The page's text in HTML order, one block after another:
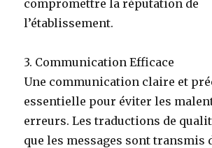
compromettre la réputation de
l’établissement.
3. Communication Efficace
Une communication claire et
essentielle pour éviter les
erreurs. Les traductions de
que les messages sont transmis